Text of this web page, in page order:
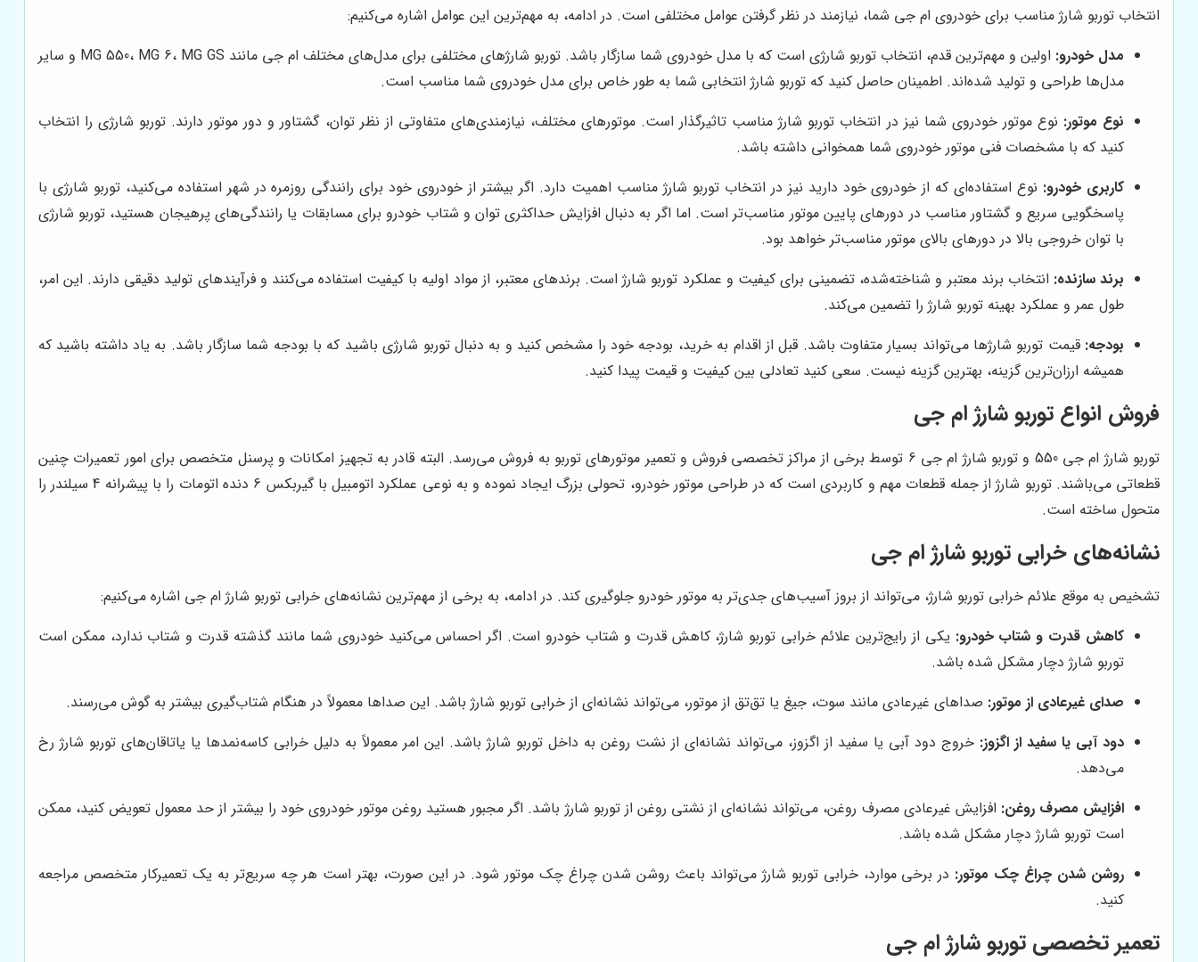
انتخاب توربو شارژ مناسب برای خودروی ام جی شما، نیازمند در نظر گرفتن عوامل مختلفی است. در ادامه، به مهم‌ترین این عوامل اشاره می‌کنیم:
مدل خودرو:
اولین و مهم‌ترین قدم، انتخاب توربو شارژی است که با مدل خودروی شما سازگار باشد. توربو شارژهای مختلفی برای مدل‌های مختلف ام جی مانند MG 550، MG 6، MG GS و سایر
مدل‌ها طراحی و تولید شده‌اند. اطمینان حاصل کنید که توربو شارژ انتخابی شما به طور خاص برای مدل خودروی شما مناسب است.
نوع موتور: نوع موتور خودروی شما نیز در انتخاب توربو شارژ مناسب تاثیرگذار است. موتورهای مختلف، نیازمندی‌های متفاوتی از نظر توان، گشتاور و دور موتور دارند. توربو شارژی را انتخاب
کنید که با مشخصات فنی موتور خودروی شما همخوانی داشته باشد.
کاربری خودرو: نوع استفاده‌ای که از خودروی خود دارید نیز در انتخاب توربو شارژ مناسب اهمیت دارد. اگر بیشتر از خودروی خود برای رانندگی روزمره در شهر استفاده می‌کنید، توربو شارژی با
پاسخگویی سریع و گشتاور مناسب در دورهای پایین موتور مناسب‌تر است. اما اگر به دنبال افزایش حداکثری توان و شتاب خودرو برای مسابقات یا رانندگی‌های پرهیجان هستید، توربو شارژی
با توان خروجی بالا در دورهای بالای موتور مناسب‌تر خواهد بود.
برند سازنده: انتخاب برند معتبر و شناخته‌شده، تضمینی برای کیفیت و عملکرد توربو شارژ است. برندهای معتبر، از مواد اولیه با کیفیت استفاده می‌کنند و فرآیندهای تولید دقیقی دارند. این امر،
طول عمر و عملکرد بهینه توربو شارژ را تضمین می‌کند.
بودجه: قیمت توربو شارژها می‌تواند بسیار متفاوت باشد. قبل از اقدام به خرید، بودجه خود را مشخص کنید و به دنبال توربو شارژی باشید که با بودجه شما سازگار باشد. به یاد داشته باشید که
همیشه ارزان‌ترین گزینه، بهترین گزینه نیست. سعی کنید تعادلی بین کیفیت و قیمت پیدا کنید.
فروش انواع توربو شارژ ام جی
توربو شارژ ام جی 550 و توربو شارژ ام جی 6 توسط برخی از مراکز تخصصی فروش و تعمیر موتورهای توربو به فروش می‌رسد. البته قادر به تجهیز امکانات و پرسنل متخصص برای امور تعمیرات چنین
قطعاتی می‌باشند. توربو شارژ از جمله قطعات مهم و کاربردی است که در طراحی موتور خودرو، تحولی بزرگ ایجاد نموده و به نوعی عملکرد اتومبیل با گیربکس 6 دنده اتومات را با پیشرانه 4 سیلندر را
متحول ساخته است.
نشانه‌های خرابی توربو شارژ ام جی
تشخیص به موقع علائم خرابی توربو شارژ، می‌تواند از بروز آسیب‌های جدی‌تر به موتور خودرو جلوگیری کند. در ادامه، به برخی از مهم‌ترین نشانه‌های خرابی توربو شارژ ام جی اشاره می‌کنیم:
کاهش قدرت و شتاب خودرو: یکی از رایج‌ترین علائم خرابی توربو شارژ، کاهش قدرت و شتاب خودرو است. اگر احساس می‌کنید خودروی شما مانند گذشته قدرت و شتاب ندارد، ممکن است
توربو شارژ دچار مشکل شده باشد.
صدای غیرعادی از موتور: صداهای غیرعادی مانند سوت، جیغ یا تق‌تق از موتور، می‌تواند نشانه‌ای از خرابی توربو شارژ باشد. این صداها معمولاً در هنگام شتاب‌گیری بیشتر به گوش می‌رسند.
دود آبی یا سفید از اگزوز: خروج دود آبی یا سفید از اگزوز، می‌تواند نشانه‌ای از نشت روغن به داخل توربو شارژ باشد. این امر معمولاً به دلیل خرابی کاسه‌نمدها یا یاتاقان‌های توربو شارژ رخ
می‌دهد.
افزایش مصرف روغن: افزایش غیرعادی مصرف روغن، می‌تواند نشانه‌ای از نشتی روغن از توربو شارژ باشد. اگر مجبور هستید روغن موتور خودروی خود را بیشتر از حد معمول تعویض کنید، ممکن
است توربو شارژ دچار مشکل شده باشد.
روشن شدن چراغ چک موتور: در برخی موارد، خرابی توربو شارژ می‌تواند باعث روشن شدن چراغ چک موتور شود. در این صورت، بهتر است هر چه سریع‌تر به یک تعمیرکار متخصص مراجعه
کنید.
تعمیر تخصصی توربو شارژ ام جی